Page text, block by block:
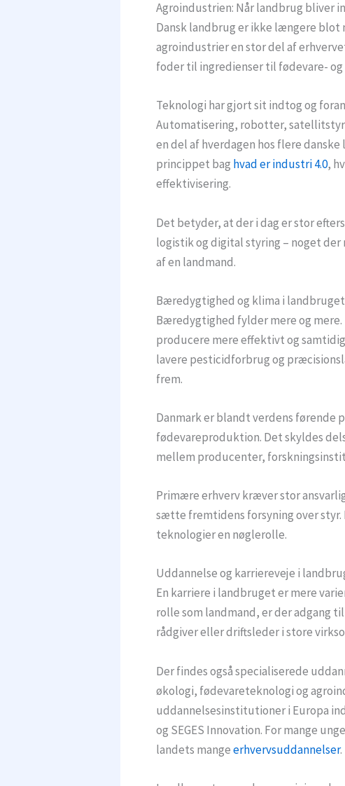
Agroindustrien: Når landbrug bliver
Dansk landbrug er ikke længere blot
agroindustrier en stor del af
foder til ingredienser til fødevare-
Teknologi har gjort sit indtog og
Automatisering, robotter,
en del af hverdagen hos flere
princippet bag hvad er industri 4.0,
effektivisering.
Det betyder, at der i dag er stor
logistik og digital styring – noget
af en landmand.
Bæredygtighed og klima i landbruget
Bæredygtighed fylder mere og
producere mere effektivt og
lavere pesticidforbrug og
frem.
Danmark er blandt verdens
fødevareproduktion. Det skyldes
mellem producenter,
Primære erhverv kræver stor
sætte fremtidens forsyning over
teknologier en nøglerolle.
Uddannelse og karriereveje i
En karriere i landbruget er mere
rolle som landmand, er der adgang
rådgiver eller driftsleder i store
Der findes også specialiserede
økologi, fødevareteknologi og
uddannelsesinstitutioner i Europa
og SEGES Innovation. For mange
landets mangeerhvervsuddannelser.